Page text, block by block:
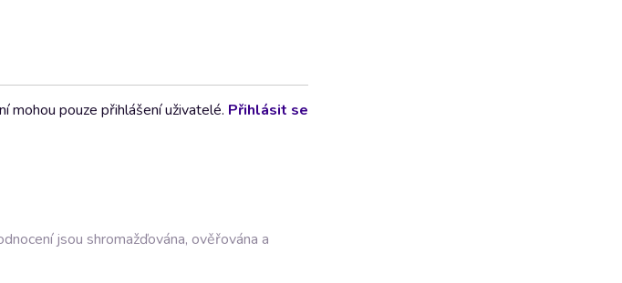
mohou pouze přihlášení uživatelé. Přihlásit se
jsou shromažďována, ověřována a